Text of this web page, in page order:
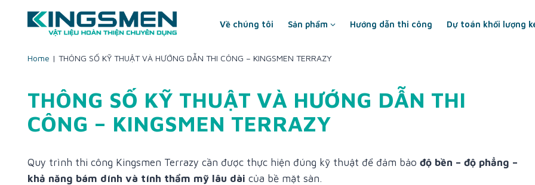
Về chúng tôi Sản phẩm Hướng dẫn thi công Dự toán khối lượng
Home | THÔNG SỐ KỸ THUẬT VÀ HƯỚNG DẪN THI CÔNG – KINGSMEN TERRAZY
THÔNG SỐ KỸ THUẬT VÀ HƯỚNG DẪN THI
CÔNG – KINGSMEN TERRAZY
Quy trình thi công Kingsmen Terrazy cần được thực hiện đúng kỹ thuật để đảm bảo độ bền – độ phẳng –
khả năng bám dính và tính thẩm mỹ lâu dài của bề mặt sàn.